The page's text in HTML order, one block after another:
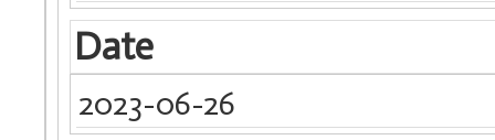
Date
2023-06-26